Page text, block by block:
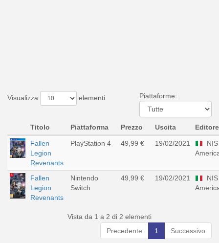
Visualizza elementi Piattaforme:
Titolo Piattaforma Prezzo Uscita Editore
Fallen
Legion
Revenants
PlayStation 4 49,99 € 19/02/2021
NIS
Fallen
Legion
Revenants
Nintendo
Switch
49,99 € 19/02/2021
NIS
Vista da 1 a 2 di 2 elementi
Precedente
1 Successivo